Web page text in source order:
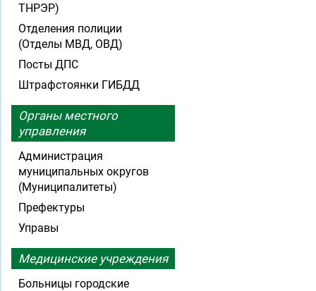
ТНРЭР)
Отделения полиции
(Отделы МВД, ОВД)
Посты ДПС
Штрафстоянки ГИБДД
Органы местного
управления
Администрация
муниципальных округов
(Муниципалитеты)
Префектуры
Управы
Медицинские учреждения
Больницы городские